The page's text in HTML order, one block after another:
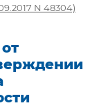
N 48304)